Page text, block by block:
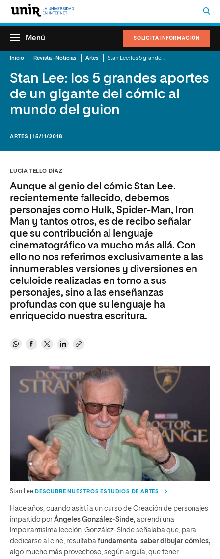
SOLICITA INFORMACIÓN
Menú
Inicio Revista - Noticias Artes
Stan Lee: los 5 grandes aportes
de un gigante del cómic al
mundo del guion
ARTES | 15/11/2018
LUCÍA TELLO DÍAZ
Aunque al genio del cómic Stan Lee.
recientemente fallecido, debemos
personajes como Hulk, Spider-Man, Iron
Man y tantos otros, es de recibo señalar
que su contribución al lenguaje
cinematográfico va mucho más allá. Con
ello no nos referimos exclusivamente a las
innumerables versiones y diversiones en
celuloide realizadas en torno a sus
personajes, sino a las enseñanzas
profundas con que su lenguaje ha
enriquecido nuestra escritura.
Stan Lee. DESCUBRE NUESTROS ESTUDIOS DE ARTES
Hace años, cuando asistí a un curso de Creación de personajes
impartido por Ángeles González-Sinde, aprendí una
importantísima lección. González-Sinde señalaba que, para
dedicarse al cine, resultaba fundamental saber dibujar cómics,
algo mucho más provechoso, según argüía, que tener